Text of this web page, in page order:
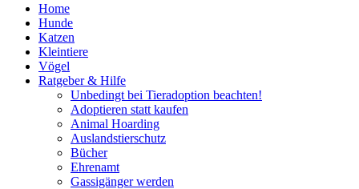
Home
Hunde
Katzen
Kleintiere
Vögel
Ratgeber & Hilfe
Unbedingt bei Tieradoption beachten!
Adoptieren statt kaufen
Animal Hoarding
Auslandstierschutz
Bücher
Ehrenamt
Gassigänger werden